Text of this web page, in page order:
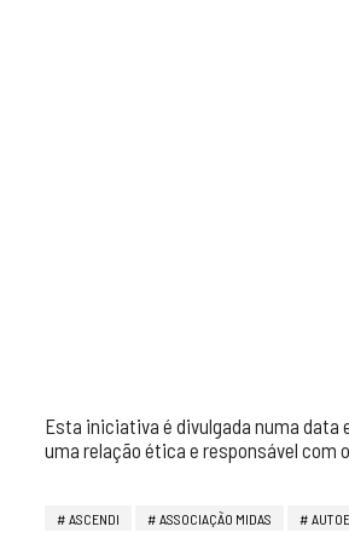
Esta iniciativa é divulgada numa data
uma relação ética e responsável com
ASCENDI ASSOCIAÇÃO MIDAS